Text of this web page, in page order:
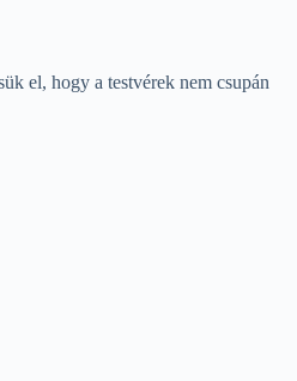
el, hogy a testvérek nem csupán